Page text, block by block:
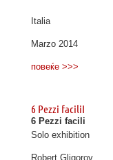
Italia
Marzo 2014
повеќе >>>
6 Pezzi faciliI
6 Pezzi facili
Solo exhibition
Robert Gligorov